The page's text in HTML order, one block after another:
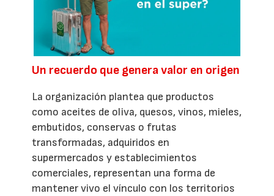
Un recuerdo que genera valor en origen
La organización plantea que productos
como aceites de oliva, quesos, vinos, mieles,
embutidos, conservas o frutas
transformadas, adquiridos en
supermercados y establecimientos
comerciales, representan una forma de
mantener vivo el vínculo con los territorios